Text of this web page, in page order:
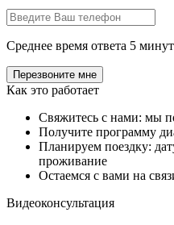
Среднее время ответа 5
Как это работает
Свяжитесь с нами: мы
Получите программу
Планируем поездку:
проживание
Остаемся с вами на
Видеоконсультация